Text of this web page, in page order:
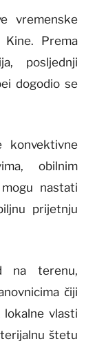
vremenske
Prema
posljednji
dogodio se
konvektivne
obilnim
nastati
prijetnju
na terenu,
čiji
lokalne vlasti
štetu